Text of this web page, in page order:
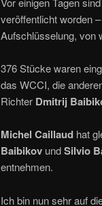
veröffentlicht worden
Aufschlüsselung, von
376 Stücke waren
das WCCI, die
Richter Dmitrij
Michel Caillaud hat
Baibikov undSilvio
entnehmen.
Ich bin nun sehr auf